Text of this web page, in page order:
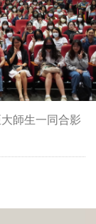
師生一同合影